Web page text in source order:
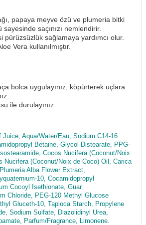
papaya meyve özü ve plumeria bitki
saçınızı nemlendirir.
pürüzsüzlük sağlamaya yardımcı olur.
Vera kullanılmıştır.
bolca uygulayınız, köpürterek uçlara
ile durulayınız.
Juice, Aqua/Water/Eau, Sodium C14-16
Betaine, Glycol Distearate, PPG-
Cocos Nucifera (Coconut/Noix
Nucifera (Coconut/Noix de Coco) Oil, Carica
Alba Flower Extract,
10, Cocamidopropyl
Cocoyl Isethionate, Guar
Chloride, PEG-120 Methyl Glucose
Gluceth-10, Tapioca Starch, Propylene
Sodium Sulfate, Diazolidinyl Urea,
Parfum/Fragrance, Limonene.